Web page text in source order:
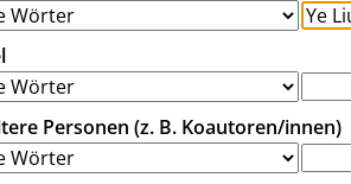
Personen (z. B. Koautoren/innen)